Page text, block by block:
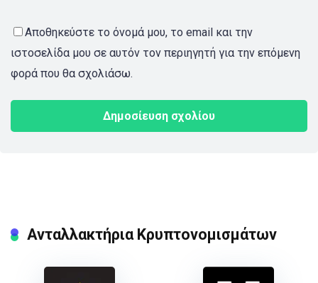
Αποθηκεύστε το όνομά μου, το email και την
ιστοσελίδα μου σε αυτόν τον περιηγητή για την επόμενη
φορά που θα σχολιάσω.
Ανταλλακτήρια Κρυπτονομισμάτων